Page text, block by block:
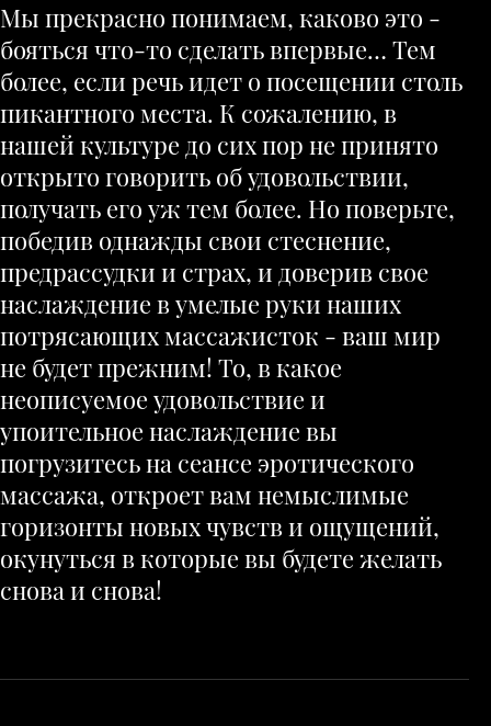
Мы прекрасно понимаем, каково это -
бояться что-то сделать впервые… Тем
более, если речь идет о посещении столь
пикантного места. К сожалению, в
нашей культуре до сих пор не принято
открыто говорить об удовольствии,
получать его уж тем более. Но поверьте,
победив однажды свои стеснение,
предрассудки и страх, и доверив свое
наслаждение в умелые руки наших
потрясающих массажисток - ваш мир
не будет прежним! То, в какое
неописуемое удовольствие и
упоительное наслаждение вы
погрузитесь на сеансе эротического
массажа, откроет вам немыслимые
горизонты новых чувств и ощущений,
окунуться в которые вы будете желать
снова и снова!